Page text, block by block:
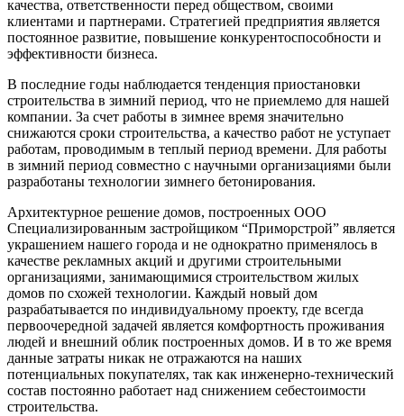
качества, ответственности перед обществом, своими
клиентами и партнерами. Стратегией предприятия является
постоянное развитие, повышение конкурентоспособности и
эффективности бизнеса.
В последние годы наблюдается тенденция приостановки
строительства в зимний период, что не приемлемо для нашей
компании. За счет работы в зимнее время значительно
снижаются сроки строительства, а качество работ не уступает
работам, проводимым в теплый период времени. Для работы
в зимний период совместно с научными организациями были
разработаны технологии зимнего бетонирования.
Архитектурное решение домов, построенных ООО
Специализированным застройщиком “Приморстрой” является
украшением нашего города и не однократно применялось в
качестве рекламных акций и другими строительными
организациями, занимающимися строительством жилых
домов по схожей технологии. Каждый новый дом
разрабатывается по индивидуальному проекту, где всегда
первоочередной задачей является комфортность проживания
людей и внешний облик построенных домов. И в то же время
данные затраты никак не отражаются на наших
потенциальных покупателях, так как инженерно-технический
состав постоянно работает над снижением себестоимости
строительства.